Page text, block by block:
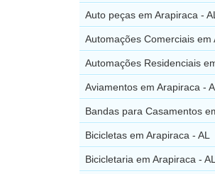
Auto peças em Arapiraca - AL
Automações Comerciais em
Automações Residenciais
Aviamentos em Arapiraca -
Bandas para Casamentos
Bicicletas em Arapiraca - AL
Bicicletaria em Arapiraca - AL